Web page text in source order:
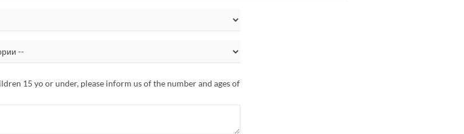
15 yo or under, please inform us of the number and ages of